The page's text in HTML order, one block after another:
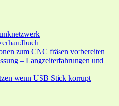
zum CNC fräsen vorbereiten
– Langzeiterfahrungen und
wenn USB Stick korrupt